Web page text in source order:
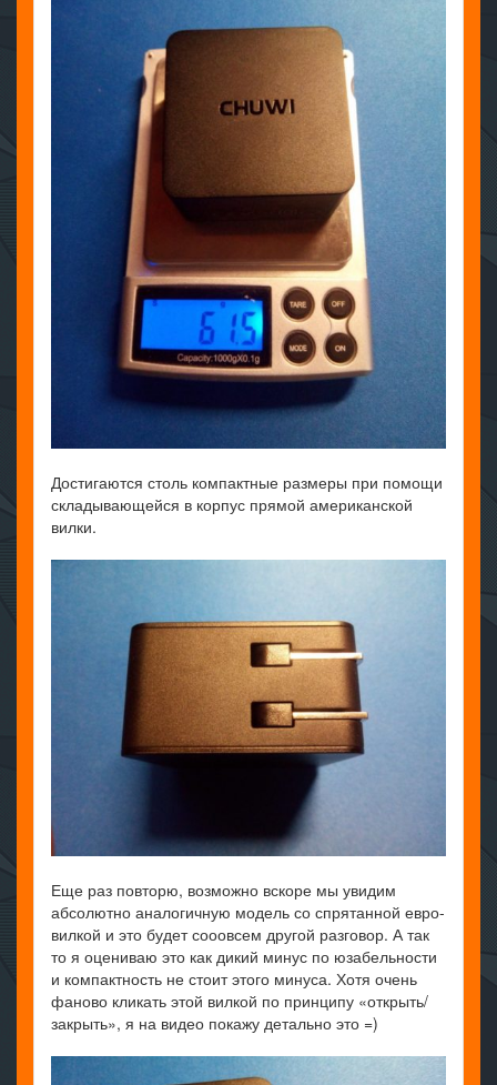
Достигаются столь компактные размеры при помощи
складывающейся в корпус прямой американской
вилки.
Еще раз повторю, возможно вскоре мы увидим
абсолютно аналогичную модель со спрятанной евро-
вилкой и это будет сооовсем другой разговор. А так
то я оцениваю это как дикий минус по юзабельности
и компактность не стоит этого минуса. Хотя очень
фаново кликать этой вилкой по принципу «открыть/
закрыть», я на видео покажу детально это =)